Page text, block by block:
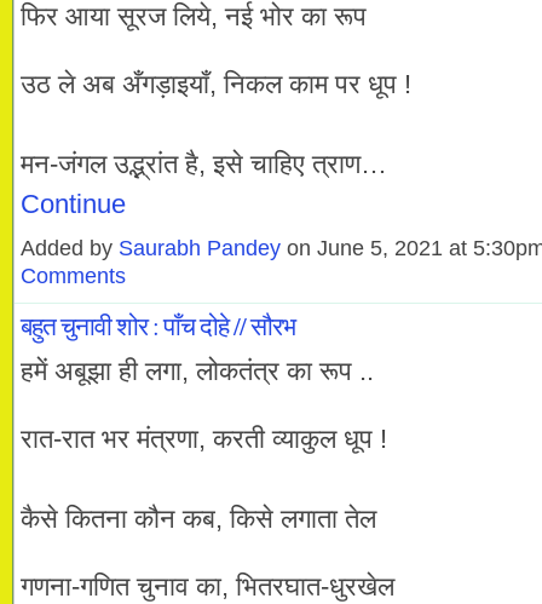
फिर आया सूरज लिये, नई भोर का रूप
उठ ले अब अँगड़ाइयाँ, निकल काम पर धूप !
मन-जंगल उद्भ्रांत है, इसे चाहिए त्राण…
Continue
Added by Saurabh Pandey on June 5, 2021 at
Comments
बहुत चुनावी शोर : पाँच दोहे // सौरभ
हमें अबूझा ही लगा, लोकतंत्र का रूप ..
रात-रात भर मंत्रणा, करती व्याकुल धूप !
कैसे कितना कौन कब, किसे लगाता तेल
गणना-गणित चुनाव का, भितरघात-धुरखेल